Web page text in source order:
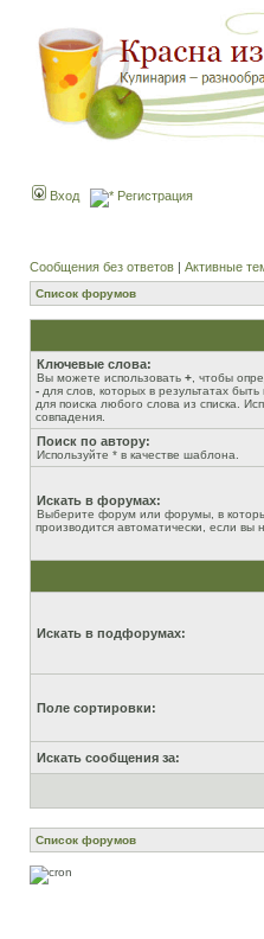
Вход Регистрация
Сообщения без ответов | Активные
Список форумов
Ключевые слова:
Вы можете использовать + , чтобы
- для слов, которых в результатах
для поиска любого слова из списка.
совпадения.
Поиск по автору:
Используйте * в качестве шаблона.
Искать в форумах:
Выберите форум или форумы, в
производится автоматически, если
Искать в подфорумах:
Поле сортировки:
Искать сообщения за:
Список форумов